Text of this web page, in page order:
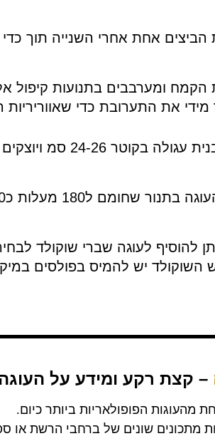
הביצים אחת אחרי השנייה תוך
הקמח ומערבבים בתנועות
מידי את התערובת כדי שאווריריות
26 סמ ויוצקים את בלילת העוגה לתבנית
מעלות כ40 דקות. העוגה מוכנה כאשר היא זהובה בחלקה העליון.
להוסיף לעוגה שברי שוקולד
בפולסים במיקרו 100 גרם שוקולד לבחירתכם יחד עם 100 מ"ל שמנת
– קצת רקע ומידע על
מהעוגות הפופולאריות ביותר כיום.
מתכונים שונים של ברחבי הרשת או